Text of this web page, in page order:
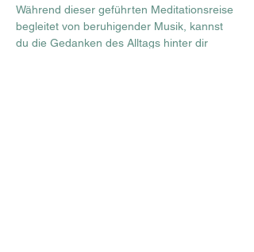
Während dieser geführten Meditationsreise
begleitet von beruhigender Musik, kannst
du die Gedanken des Alltags hinter dir